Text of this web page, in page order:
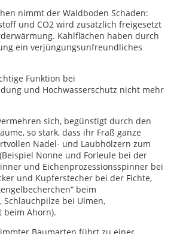
nimmt der Waldboden Schaden:
und CO2 wird zusätzlich freigesetzt
Kahlflächen haben durch
ein verjüngungsunfreundliches
Funktion bei
und Hochwasserschutz nicht mehr
sich, begünstigt durch den
so stark, dass ihr Fraß ganze
Nadel- und Laubhölzern zum
Nonne und Forleule bei der
und Eichenprozessionsspinner bei
und Kupferstecher bei der Fichte,
beim
Schlauchpilze bei Ulmen,
beim Ahorn).